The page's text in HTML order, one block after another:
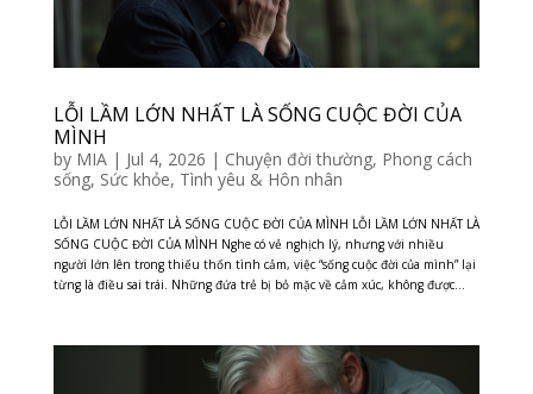
LỖI LẦM LỚN NHẤT LÀ SỐNG CUỘC ĐỜI CỦA
MÌNH
by MIA| Jul 4, 2026 | Chuyện đời thường, Phong cách
sống, Sức khỏe, Tình yêu & Hôn nhân
LỖI LẦM LỚN NHẤT LÀ SỐNG CUỘC ĐỜI CỦA MÌNH LỖI LẦM LỚN NHẤT LÀ
SỐNG CUỘC ĐỜI CỦA MÌNH Nghe có vẻ nghịch lý, nhưng với nhiều
người lớn lên trong thiếu thốn tình cảm, việc “sống cuộc đời của mình” lại
từng là điều sai trái. Những đứa trẻ bị bỏ mặc về cảm xúc, không được...